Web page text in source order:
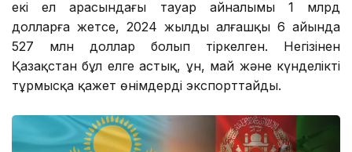
екі ел арасындағы тауар айналымы 1 млрд
долларға жетсе, 2024 жылдың алғашқы 6 айында
527 млн доллар болып тіркелген. Негізінен
Қазақстан бұл елге астық, ұн, май және күнделікті
тұрмысқа қажет өнімдерді экспорттайды.